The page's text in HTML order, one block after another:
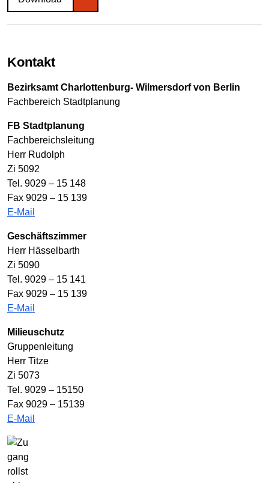
Kontakt
Bezirksamt Charlottenburg- Wilmersdorf von Berlin
Fachbereich Stadtplanung
FB Stadtplanung
Fachbereichsleitung
Herr Rudolph
Zi 5092
Tel. 9029 – 15 148
Fax 9029 – 15 139
E-Mail
Geschäftszimmer
Herr Hässelbarth
Zi 5090
Tel. 9029 – 15 141
Fax 9029 – 15 139
E-Mail
Milieuschutz
Gruppenleitung
Herr Titze
Zi 5073
Tel. 9029 – 15150
Fax 9029 – 15139
E-Mail